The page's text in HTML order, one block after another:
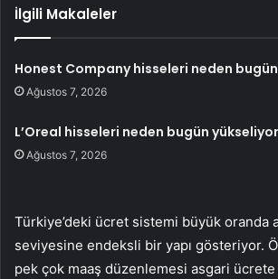
İlgili Makaleler
Honest Company hisseleri neden
Ağustos 7, 2026
L’Oreal hisseleri neden bugün
Ağustos 7, 2026
Türkiye’deki ücret sistemi büyük oranda
seviyesine endeksli bir yapı gösteriyor.
pek çok maaş düzenlemesi asgari